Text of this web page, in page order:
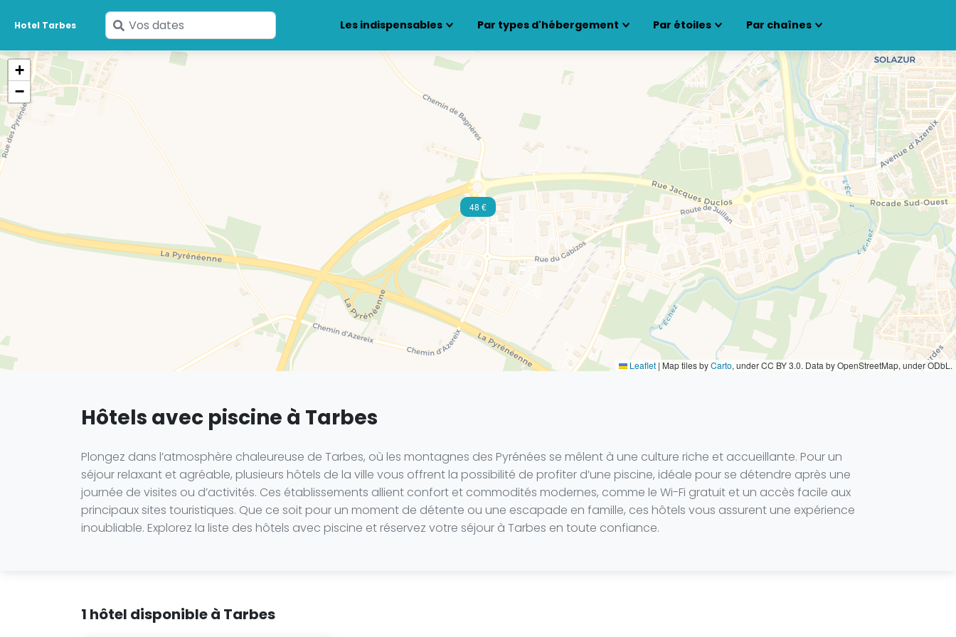
Hotel Tarbes
Saisissez
vos
Les indispensables Par types d'hébergement Par étoiles Par chaînes
48 €
+
−
Leaflet | Map tiles byCarto, under CC BY 3.0. Data by OpenStreetMap, under ODbL.
Hôtels avec piscine à Tarbes
Plongez dans l’atmosphère chaleureuse de Tarbes, où les montagnes des Pyrénées se mêlent à une culture riche et accueillante. Pour un
séjour relaxant et agréable, plusieurs hôtels de la ville vous offrent la possibilité de profiter d’une piscine, idéale pour se détendre après une
journée de visites ou d’activités. Ces établissements allient confort et commodités modernes, comme le Wi-Fi gratuit et un accès facile aux
principaux sites touristiques. Que ce soit pour un moment de détente ou une escapade en famille, ces hôtels vous assurent une expérience
inoubliable. Explorez la liste des hôtels avec piscine et réservez votre séjour à Tarbes en toute confiance.
1 hôtel disponible à Tarbes